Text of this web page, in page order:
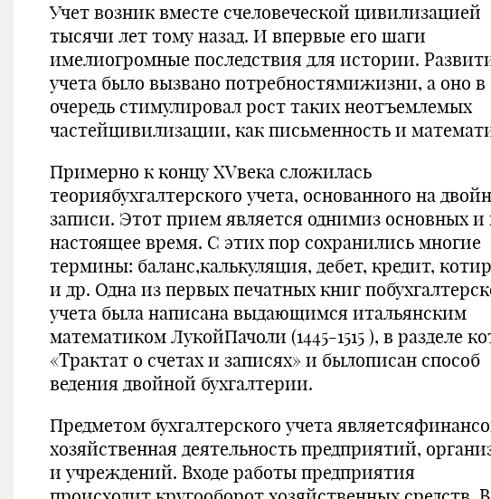
Учет возник вместе счеловеческой цивилизацией
тысячи лет тому назад. И впервые его шаги
имелиогромные последствия для истории.
учета было вызвано потребностямижизни, а оно
очередь стимулировал рост таких неотъемлемых
частейцивилизации, как письменность и
Примерно к концу XVвека сложилась
теориябухгалтерского учета, основанного на
записи. Этот прием является однимиз основных и
настоящее время. С этих пор сохранились многие
термины: баланс,калькуляция, дебет, кредит,
и др. Одна из первых печатных книг
учета была написана выдающимся итальянским
математиком ЛукойПачоли (1445-1515 ), в разделе
«Трактат о счетах и записях» и былописан способ
ведения двойной бухгалтерии.
Предметом бухгалтерского учета
хозяйственная деятельность предприятий,
и учреждений. Входе работы предприятия